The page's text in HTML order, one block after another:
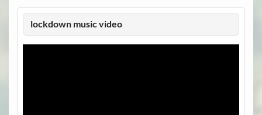
lockdown music video
Video-